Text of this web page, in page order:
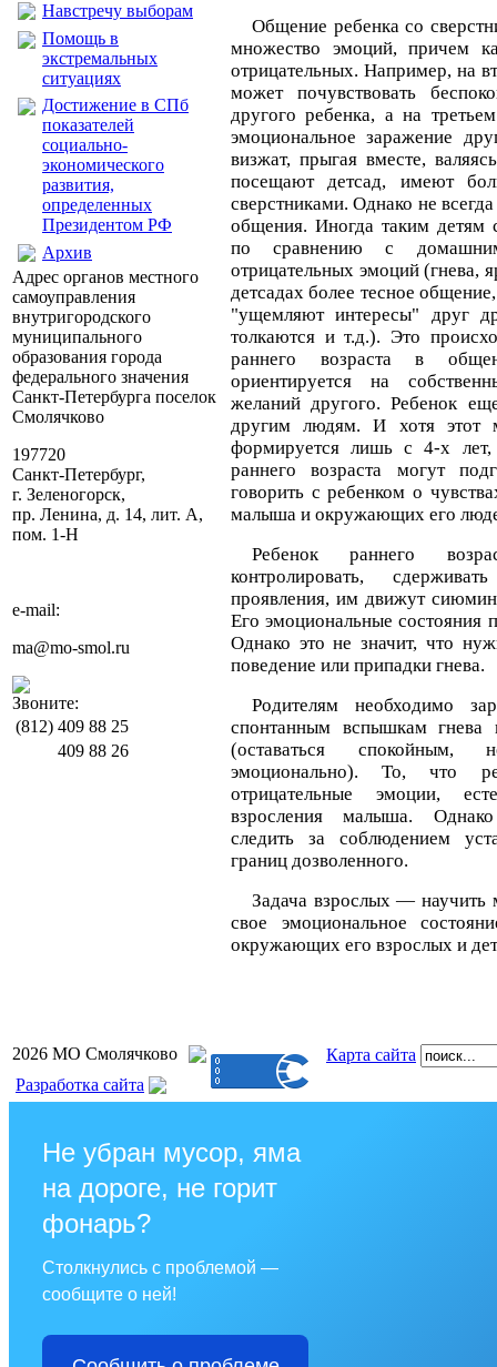
Навстречу выборам
Помощь в
экстремальных
ситуациях
Достижение в СПб
показателей
социально-
экономического
развития,
определенных
Президентом РФ
Архив
Адрес органов местного
самоуправления
внутригородского
муниципального
образования города
федерального значения
Санкт-Петербурга поселок
Смолячково
197720
Санкт-Петербург,
г. Зеленогорск,
пр. Ленина, д. 14, лит. А,
пом. 1-Н
e-mail:
ma@mo-smol.ru
Звоните:
(812) 409 88 25
409 88 26
Общение ребенка со
множество эмоций, причем
отрицательных. Например, на
может почувствовать
другого ребенка, а на
эмоциональное заражение
визжат, прыгая вместе,
посещают детсад, имеют
сверстниками. Однако не
общения. Иногда таким детям
по сравнению с
отрицательных эмоций (гнева,
детсадах более тесное
"ущемляют интересы" друг
толкаются и т.д.). Это
раннего возраста в
ориентируется на
желаний другого. Ребенок
другим людям. И хотя этот
формируется лишь с 4-х
раннего возраста могут
говорить с ребенком о
малыша и окружающих его
Ребенок раннего
контролировать,
проявления, им движут
Его эмоциональные состояния
Однако это не значит, что
поведение или припадки гнева.
Родителям необходимо
спонтанным вспышкам гнева
(оставаться спокойным,
эмоционально). То, что
отрицательные эмоции,
взросления малыша.
следить за соблюдением
границ дозволенного.
Задача взрослых — научить
свое эмоциональное
окружающих его взрослых и
2026 МО Смолячково
Карта сайта
Разработка сайта
Не убран мусор, яма
на дороге, не горит
фонарь?
Столкнулись с проблемой —
сообщите о ней!